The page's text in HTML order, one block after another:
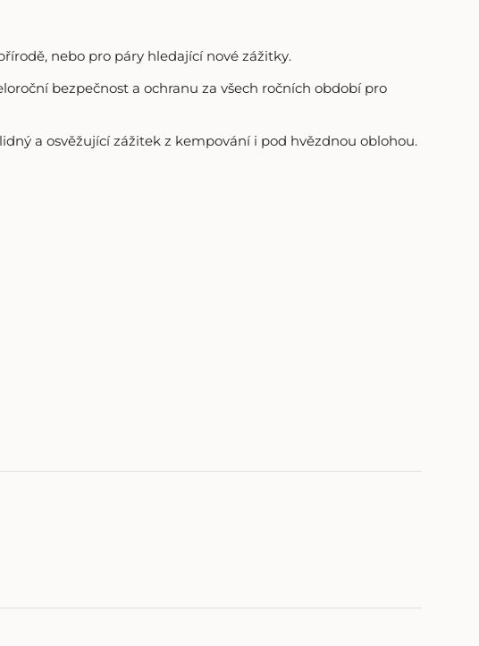
nebo pro páry hledající nové zážitky.
bezpečnost a ochranu za všech ročních období pro
a osvěžující zážitek z kempování i pod hvězdnou oblohou.